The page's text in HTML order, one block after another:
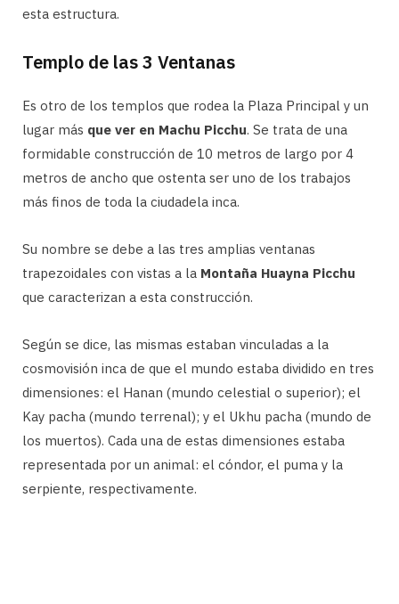
esta estructura.
Templo de las 3 Ventanas
Es otro de los templos que rodea la Plaza Principal y un
lugar más que ver en Machu Picchu. Se trata de una
formidable construcción de 10 metros de largo por 4
metros de ancho que ostenta ser uno de los trabajos
más finos de toda la ciudadela inca.
Su nombre se debe a las tres amplias ventanas
trapezoidales con vistas a la Montaña Huayna Picchu
que caracterizan a esta construcción.
Según se dice, las mismas estaban vinculadas a la
cosmovisión inca de que el mundo estaba dividido en tres
dimensiones: el Hanan (mundo celestial o superior); el
Kay pacha (mundo terrenal); y el Ukhu pacha (mundo de
los muertos). Cada una de estas dimensiones estaba
representada por un animal: el cóndor, el puma y la
serpiente, respectivamente.